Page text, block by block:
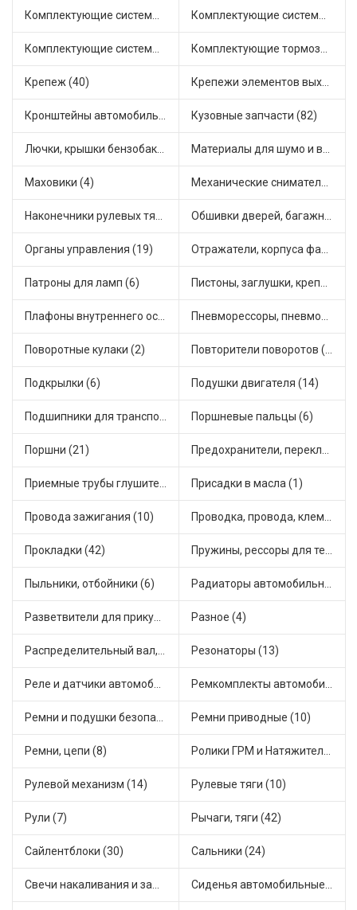
Комплектующие системы выпуска отработавших газов (10) Комплектующие системы отопления (25)
Комплектующие системы питания (12) Комплектующие тормозной системы (22)
Крепеж (40) Крепежи элементов выхлопной системы (5)
Кронштейны автомобильные (4) Кузовные запчасти (82)
Лючки, крышки бензобака (6) Материалы для шумо и виброизоляции (1)
Маховики (4) Механические сниматели (1)
Наконечники рулевых тяг (30) Обшивки дверей, багажника, потолков, накладки салона (36)
Органы управления (19) Отражатели, корпуса фар и фонарей (1)
Патроны для ламп (6) Пистоны, заглушки, крепежные элементы (12)
Плафоны внутреннего освещения (1) Пневморессоры, пневмоподушки (1)
Поворотные кулаки (2) Повторители поворотов (10)
Подкрылки (6) Подушки двигателя (14)
Подшипники для транспорта (43) Поршневые пальцы (6)
Поршни (21) Предохранители, переключатели, кнопки автомобильные (40)
Приемные трубы глушителя (5) Присадки в масла (1)
Провода зажигания (10) Проводка, провода, клеммы и разъемы (23)
Прокладки (42) Пружины, рессоры для техники (29)
Пыльники, отбойники (6) Радиаторы автомобильные (17)
Разветвители для прикуривателя (3) Разное (4)
Распределительный вал, шестерни распределительного (7) Резонаторы (13)
Реле и датчики автомобильные (82) Ремкомплекты автомобильные (81)
Ремни и подушки безопасности (9) Ремни приводные (10)
Ремни, цепи (8) Ролики ГРМ и Натяжители (17)
Рулевой механизм (14) Рулевые тяги (10)
Рули (7) Рычаги, тяги (42)
Сайлентблоки (30) Сальники (24)
Свечи накаливания и зажигания (31) Сиденья автомобильные (1)